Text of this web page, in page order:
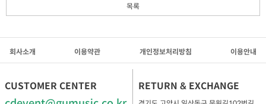
목록
회사소개 이용약관 개인정보처리방침 이용안내
CUSTOMER CENTER RETURN & EXCHANGE